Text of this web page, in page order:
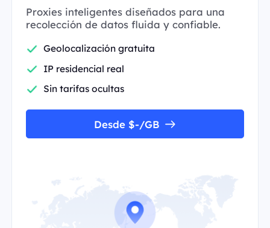
Proxies inteligentes diseñados para una
recolección de datos fluida y confiable.
Geolocalización gratuita
IP residencial real
Sin tarifas ocultas
Desde $-/GB